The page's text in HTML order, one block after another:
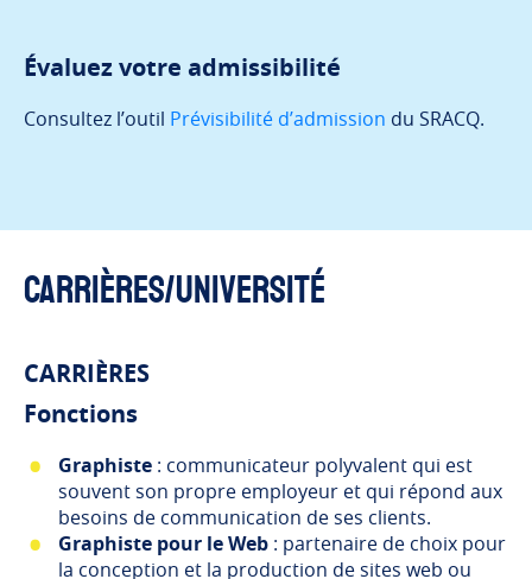
Évaluez votre admissibilité
Consultez l’outil Prévisibilité d’admission du SRACQ.
Carrières/Université
CARRIÈRES
Fonctions
Graphiste: communicateur polyvalent qui est
souvent son propre employeur et qui répond aux
besoins de communication de ses clients.
Graphiste pour le Web : partenaire de choix pour
la conception et la production de sites web ou